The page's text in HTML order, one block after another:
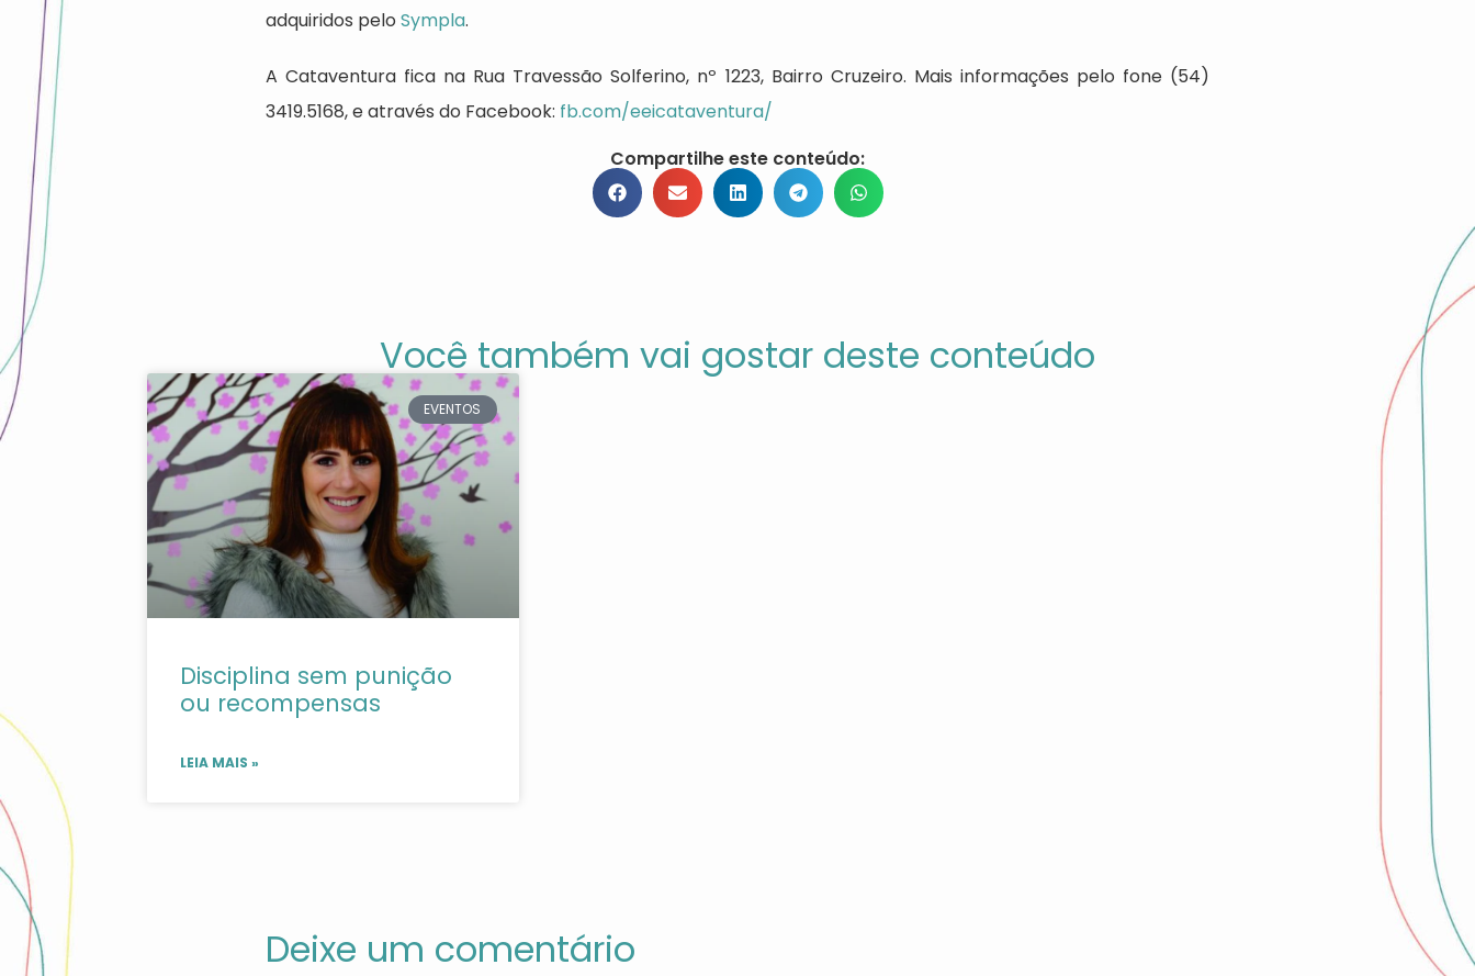
adquiridos pelo Sympla.
A Cataventura fica na Rua Travessão Solferino, nº 1223, Bairro Cruzeiro. Mais informações pelo fone (54)
3419.5168, e através do Facebook: fb.com/eeicataventura/
Compartilhe este conteúdo:
Você também vai gostar deste conteúdo
EVENTOS
Disciplina sem punição
ou recompensas
LEIA MAIS »
Deixe um comentário